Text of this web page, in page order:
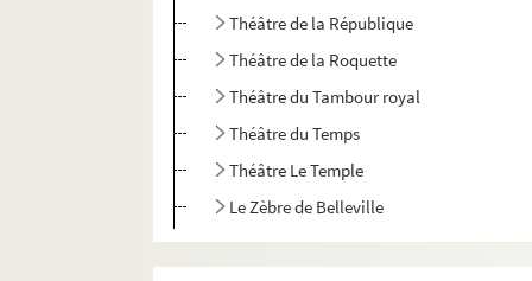
Théâtre de la République
Théâtre de la Roquette
Théâtre du Tambour royal
Théâtre du Temps
Théâtre Le Temple
Le Zèbre de Belleville